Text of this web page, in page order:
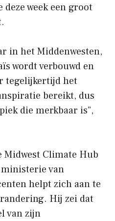
week een groot
in het Middenwesten,
wordt verbouwd en
tegelijkertijd het
bereikt, dus
die merkbaar is”,
Midwest Climate Hub
van
helpt zich aan te
Hij zei dat
van zijn